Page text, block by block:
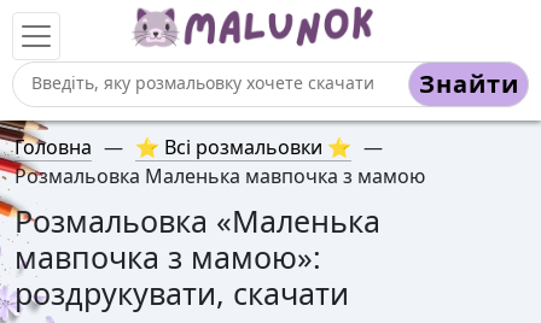
Знайти
Головна — ⭐ Всі розмальовки ⭐ —
Розмальовка Маленька мавпочка з мамою
Розмальовка «Маленька
мавпочка з мамою»:
роздрукувати, скачати